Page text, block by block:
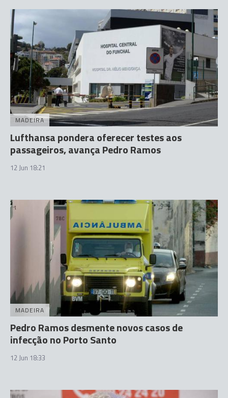
MADEIRA
Lufthansa pondera oferecer testes aos
passageiros, avança Pedro Ramos
12 Jun 18:21
MADEIRA
Pedro Ramos desmente novos casos de
infecção no Porto Santo
12 Jun 18:33